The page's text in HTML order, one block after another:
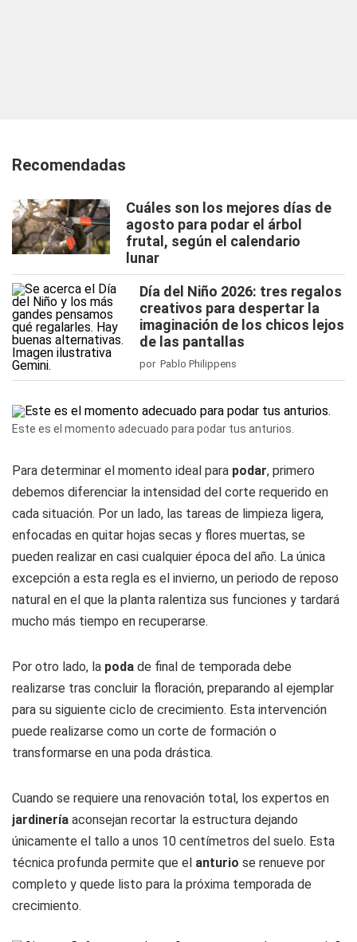
Recomendadas
Cuáles son los mejores días de
agosto para podar el árbol
frutal, según el calendario
lunar
Día del Niño 2026: tres regalos
creativos para despertar la
imaginación de los chicos lejos
de las pantallas
por Pablo Philippens
Este es el momento adecuado para podar tus anturios.
Para determinar el momento ideal para podar, primero
debemos diferenciar la intensidad del corte requerido en
cada situación. Por un lado, las tareas de limpieza ligera,
enfocadas en quitar hojas secas y flores muertas, se
pueden realizar en casi cualquier época del año. La única
excepción a esta regla es el invierno, un periodo de reposo
natural en el que la planta ralentiza sus funciones y tardará
mucho más tiempo en recuperarse.
Por otro lado, la poda de final de temporada debe
realizarse tras concluir la floración, preparando al ejemplar
para su siguiente ciclo de crecimiento. Esta intervención
puede realizarse como un corte de formación o
transformarse en una poda drástica.
Cuando se requiere una renovación total, los expertos en
jardinería aconsejan recortar la estructura dejando
únicamente el tallo a unos 10 centímetros del suelo. Esta
técnica profunda permite que el anturio se renueve por
completo y quede listo para la próxima temporada de
crecimiento.